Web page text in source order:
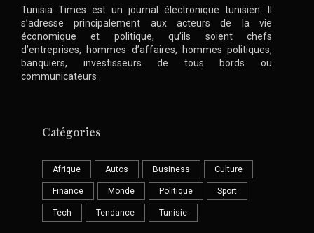
Tunisia Times est un journal électronique tunisien. Il
s’adresse principalement aux acteurs de la vie
économique et politique, qu’ils soient chefs
d’entreprises, hommes d’affaires, hommes politiques,
banquiers, investisseurs de tous bords ou
communicateurs .
Catégories
Afrique Autos Business Culture
Finance Monde Politique Sport
Tech Tendance Tunisie